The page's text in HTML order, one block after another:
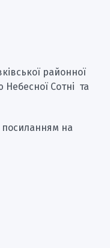
районної
Сотні та
посиланням на